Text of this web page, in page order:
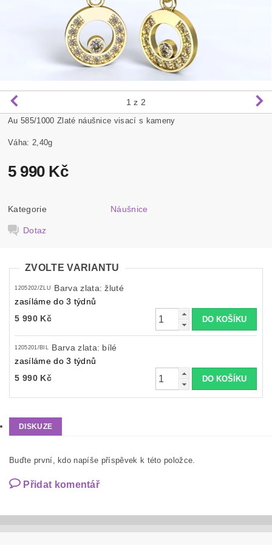
1 z 2
Au 585/1000 Zlaté náušnice visací s kameny
Váha: 2,40g
5 990 Kč
Kategorie Náušnice
Dotaz
ZVOLTE VARIANTU
1205202/ZLU
Barva zlata: žluté
zasíláme do 3 týdnů
5 990 Kč
1205201/BIL
Barva zlata: bílé
zasíláme do 3 týdnů
5 990 Kč
DISKUZE
Buďte první, kdo napíše příspěvek k této položce.
Přidat komentář